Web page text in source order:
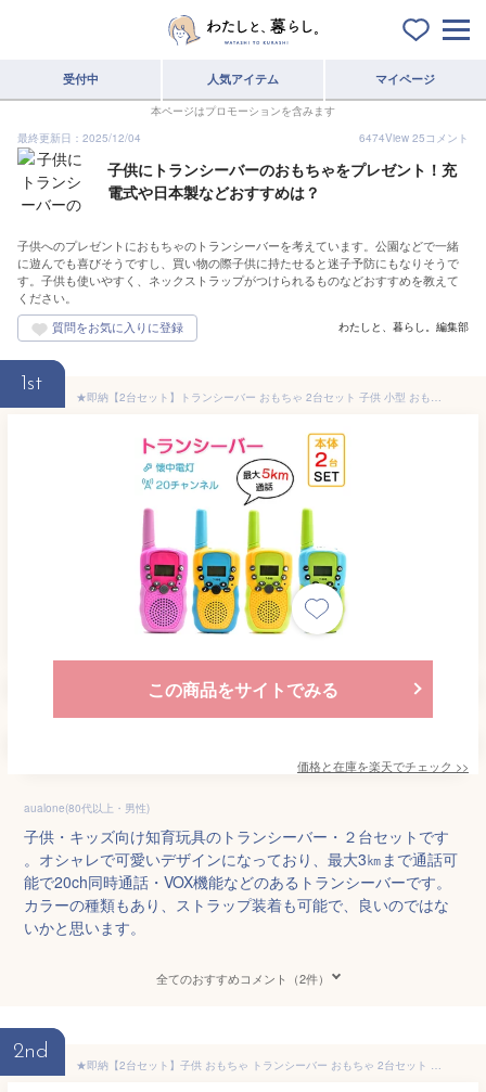
受付中 人気アイテム マイページ
本ページはプロモーションを含みます
最終更新日：2025/12/04
6474View 25コメント
子供にトランシーバーのおもちゃをプレゼント！充
電式や日本製などおすすめは？
子供へのプレゼントにおもちゃのトランシーバーを考えています。公園などで一緒
に遊んでも喜びそうですし、買い物の際子供に持たせると迷子予防にもなりそうで
す。子供も使いやすく、ネックストラップがつけられるものなどおすすめを教えて
ください。
わたしと、暮らし。編集部
1st
★即納【2台セット】トランシーバー おもちゃ 2台セット 子供 小型 おもちゃ 知育おもちゃ アウトドア 最大3km通話/20ch 同時通話 キッズ おもちゃ 知育玩具 子ども誕生日プレゼント お歳暮クリスマスプレゼント 男の子女の子小学生2歳3歳4歳5歳6歳 ギフト贈り物 送料無料
この商品をサイトでみる
価格と在庫を楽天でチェック >>
aualone(80代以上・男性)
子供・キッズ向け知育玩具のトランシーバー・２台セットです
。オシャレで可愛いデザインになっており、最大3㎞まで通話可
能で20ch同時通話・VOX機能などのあるトランシーバーです。
カラーの種類もあり、ストラップ装着も可能で、良いのではな
いかと思います。
全てのおすすめコメント（2件）
2nd
★即納【2台セット】子供 おもちゃ トランシーバー おもちゃ 2台セット 子ども 知育玩具 知育おもちゃ 小型 アウトドア 最大3km通話/20ch同時通話 キッズおもちゃ 子ども誕生日プレゼント お歳暮クリスマスプレゼント 男の子女の子小学生1歳2歳3歳4歳5歳6歳 ギフト